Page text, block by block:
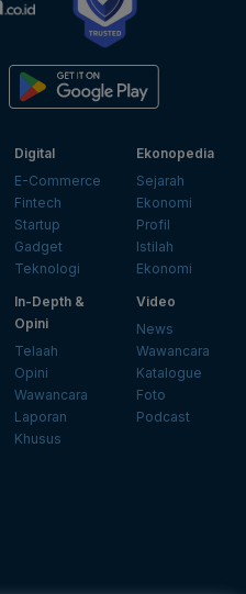
Digital
E-Commerce
Fintech
Startup
Gadget
Teknologi
Ekonopedia
Sejarah
Ekonomi
Profil
Istilah
Ekonomi
In-Depth &
Opini
Telaah
Opini
Wawancara
Laporan
Khusus
Video
News
Wawancara
Katalogue
Foto
Podcast